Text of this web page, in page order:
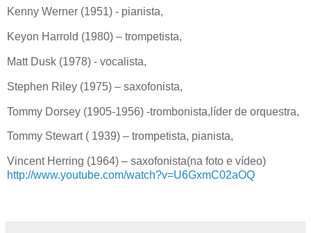
Kenny Werner (1951) - pianista,
Keyon Harrold (1980) – trompetista,
Matt Dusk (1978) - vocalista,
Stephen Riley (1975) – saxofonista,
Tommy Dorsey (1905-1956) -trombonista,líder de orquestra,
Tommy Stewart ( 1939) – trompetista, pianista,
Vincent Herring (1964) – saxofonista(na foto e vídeo)
http://www.youtube.com/watch?v=U6GxmC02aOQ